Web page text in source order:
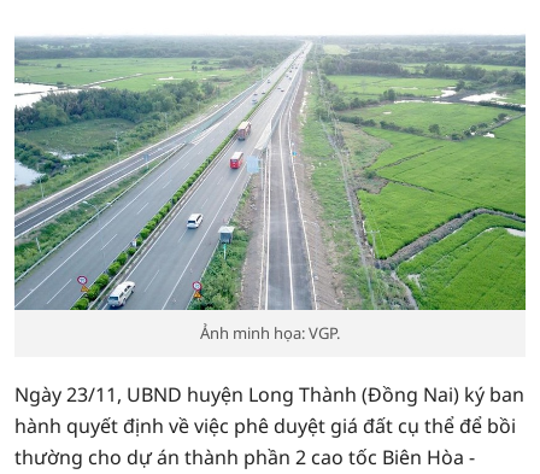
Ảnh minh họa: VGP.
Ngày 23/11, UBND huyện Long Thành (Đồng Nai) ký ban
hành quyết định về việc phê duyệt giá đất cụ thể để bồi
thường cho dự án thành phần 2 cao tốc Biên Hòa -